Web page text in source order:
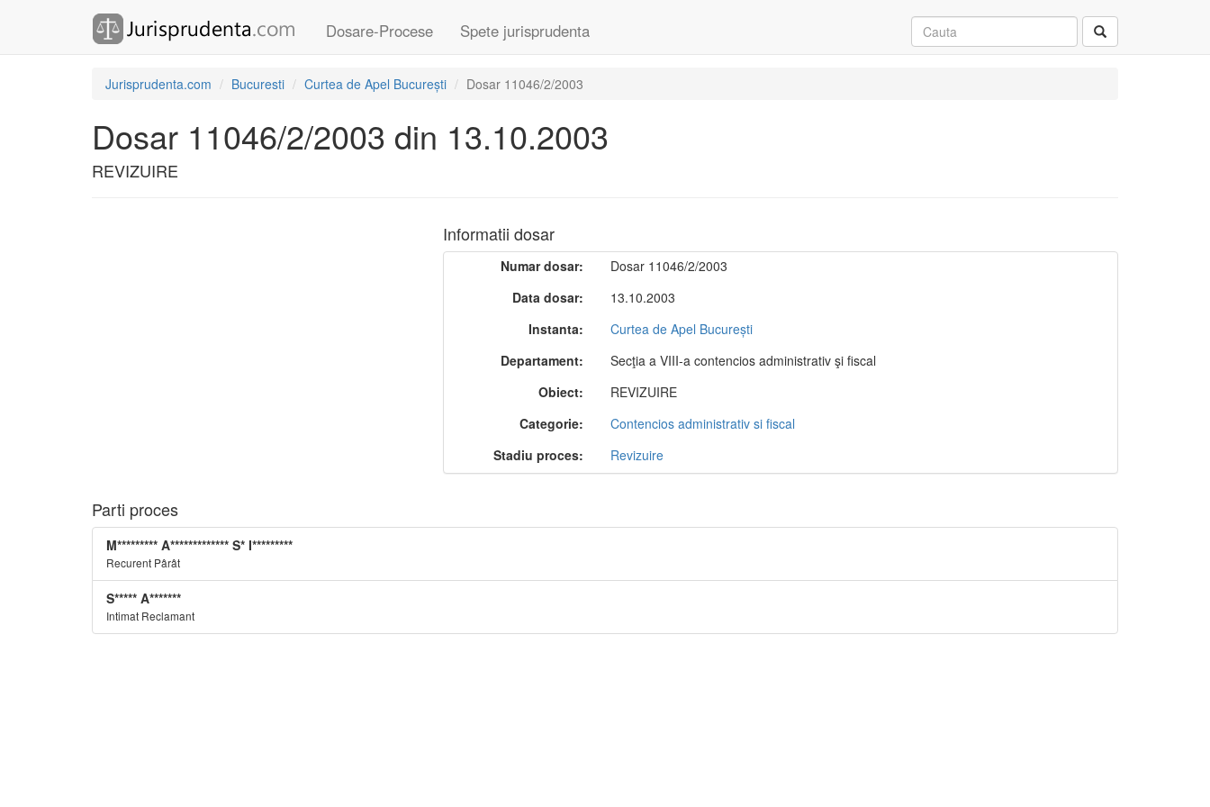
Dosare-Procese Spete jurisprudenta
Jurisprudenta.com Bucuresti Curtea de Apel București Dosar 11046/2/2003
Dosar 11046/2/2003 din 13.10.2003
REVIZUIRE
Informatii dosar
Numar dosar:
Dosar 11046/2/2003
Data dosar:
13.10.2003
Instanta:
Curtea de Apel București
Departament:
Secţia a VIII-a contencios administrativ şi fiscal
Obiect:
REVIZUIRE
Categorie:
Contencios administrativ si fiscal
Stadiu proces:
Revizuire
Parti proces
M********* A************* S* I*********
Recurent Pârât
S***** A*******
Intimat Reclamant